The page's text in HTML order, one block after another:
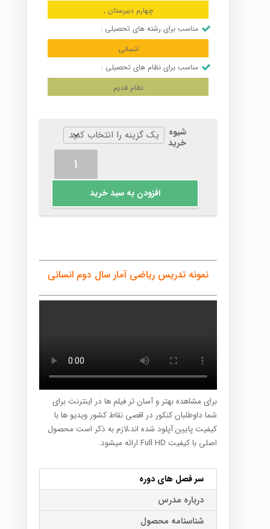
چهارم دبیرستان ,
مناسب برای رشته های تحصیلی :
انسانی
مناسب برای نظام های تحصیلی :
نظام قدیم
شیوه
خرید
سال
دوم
انسانی
افزودن به سبد خرید
نمونه تدریس ریاضی آمار سال دوم انسانی
برای مشاهده بهتر و آسان تر فیلم ها در اینترنت برای
شما داوطلبان کنکور در اقصی نقاط کشور ویدیو ها با
کیفیت پایین آپلود شده اند،لازم به ذکر است محصول
اصلی با کیفیت Full HD ارائه میشود.
سر فصل های دوره
درباره مدرس
شناسنامه محصول